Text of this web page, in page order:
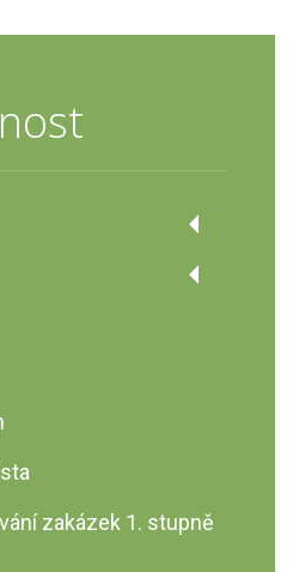
Šablony pro MŠ
zakázek 1. stupně